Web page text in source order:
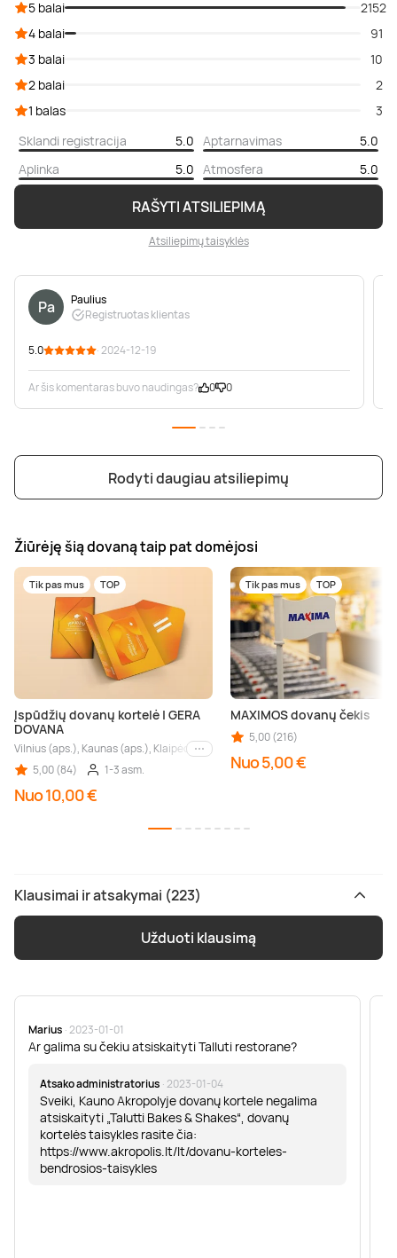
RAŠYTI ATSILIEPIMĄ
Atsiliepimų taisyklės
5 balai
2152
4 balai
91
3 balai
10
2 balai
2
1 balas
3
Sklandi registracija
5.0 Aptarnavimas
5.0
Aplinka
5.0 Atmosfera 5.0
Pa
Paulius
Registruotas klientas
5.0 · 2024-12-19
Ar šis komentaras buvo naudingas? 0 0
Rodyti daugiau atsiliepimų
Žiūrėję šią dovaną taip pat domėjosi
Tik pas mus TOP
Įspūdžių dovanų kortelė | GERA
DOVANA
Vilnius (aps.), Kaunas (aps.), Klaipėda (aps.), Palanga (aps.), Nida (aps.),
Kiti miestai
5,00 (84)
1-3 asm.
Nuo 10,00 €
Tik pas mus TOP
MAXIMOS dovanų čekis
5,00 (216)
Nuo 5,00 €
Klausimai ir atsakymai (223)
Užduoti klausimą
Marius · 2023-01-01
Ar galima su čekiu atsiskaityti Talluti restorane?
Atsako administratorius · 2023-01-04
Sveiki, Kauno Akropolyje dovanų kortele negalima
atsiskaityti „Talutti Bakes & Shakes“, dovanų
kortelės taisykles rasite čia:
https://www.akropolis.lt/lt/dovanu-korteles-
bendrosios-taisykles